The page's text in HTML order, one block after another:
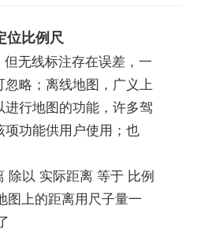
位比例尺
但无线标注存在误差，一
略；离线地图，广义上
行地图的功能，许多驾
功能供用户使用；也
除以 实际距离 等于 比例
图上的距离用尺子量一